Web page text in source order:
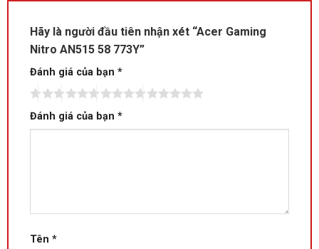
Hãy là người đầu tiên nhận xét “Acer Gaming
Nitro AN515 58 773Y”
Đánh giá của bạn *
Đánh giá của bạn *
Tên *